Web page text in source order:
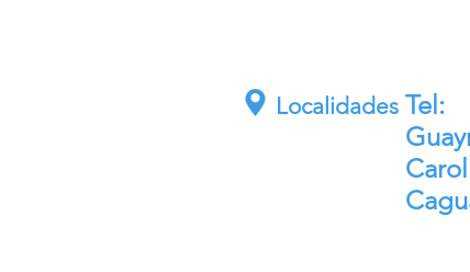
Localidades Tel: